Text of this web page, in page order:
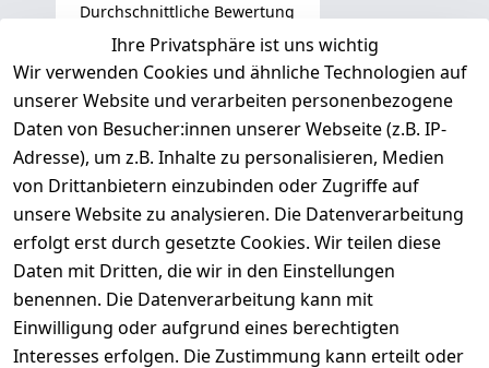
Durchschnittliche Bewertung
0
Basierend auf 0 Bewertung(en)
Bewertung abgeben
5
( 0
)
4
( 0
)
3
( 0
)
2
( 0
Ihre Privatsphäre ist uns wichtig
Wir verwenden Cookies und ähnliche Technologien auf
unserer Website und verarbeiten personenbezogene
Daten von Besucher:innen unserer Webseite (z.B. IP-
Adresse), um z.B. Inhalte zu personalisieren, Medien
von Drittanbietern einzubinden oder Zugriffe auf
unsere Website zu analysieren. Die Datenverarbeitung
erfolgt erst durch gesetzte Cookies. Wir teilen diese
Daten mit Dritten, die wir in den Einstellungen
benennen. Die Datenverarbeitung kann mit
Einwilligung oder aufgrund eines berechtigten
Interesses erfolgen. Die Zustimmung kann erteilt oder